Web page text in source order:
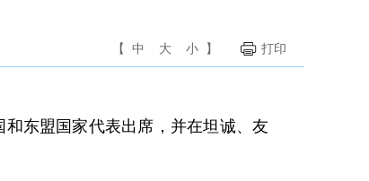
【 中 大 小 】 打印
东盟国家代表出席，并在坦诚、友